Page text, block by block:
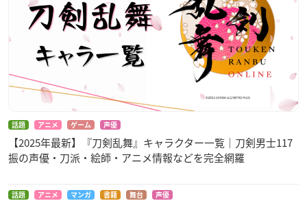
話題 アニメ ゲーム 声優
【2025年最新】『刀剣乱舞』キャラクター一覧｜刀剣男士117
振の声優・刀派・絵師・アニメ情報などを完全網羅
話題 アニメ マンガ 書籍 舞台 声優